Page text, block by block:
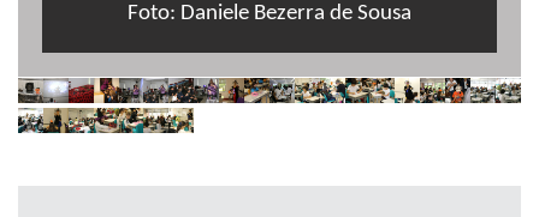
Foto: Daniele Bezerra de Sousa